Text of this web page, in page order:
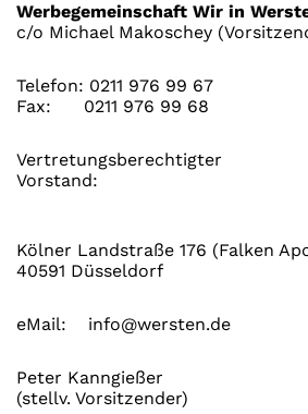
Werbegemeinschaft Wir in
c/o Michael Makoschey
Telefon: 0211 976 99 67
Fax: 0211 976 99 68
Vertretungsberechtigter
Vorstand:
Kölner Landstraße 176 (Falken
40591 Düsseldorf
eMail: info@wersten.de
Peter Kanngießer
(stellv. Vorsitzender)